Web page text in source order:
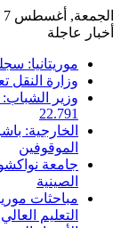
الجمعة, أغسطس 7 2026
أخبار عاجلة
موريتانيا:
وزارة النقل
وزير الشباب:
22.791
الخارجية:
الموقوفين
جامعة
الصينية
مباحثات
التعليم العالي